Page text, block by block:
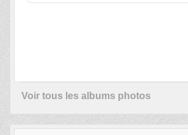
Voir tous les albums photos